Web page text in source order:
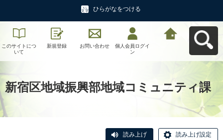
ひらがなをつける
このサイトにつ
いて
新規登録 お問い合わせ
個人会員ログイ
ン
新宿区地域振興部地域コミュニティ課
読み上げ 読み上げ設定